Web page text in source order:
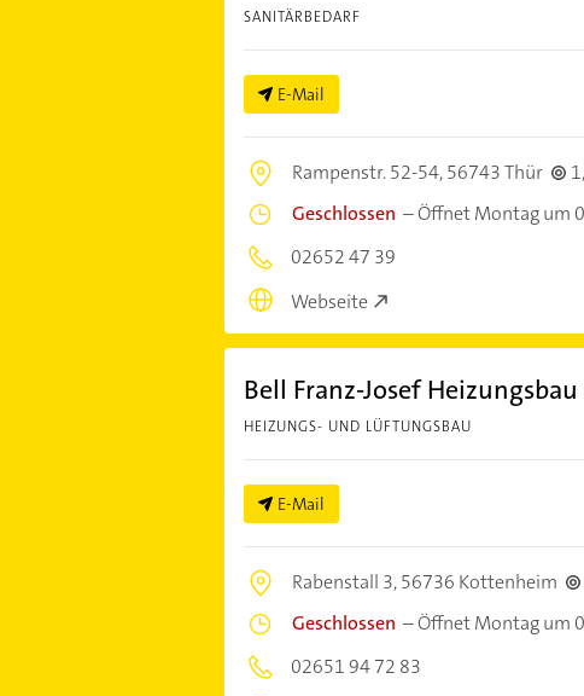
SANITÄRBEDARF
E-Mail
Rampenstr. 52-54,56743 Thür
Geschlossen –Öffnet Montag um
02652 47 39
Webseite
Bell Franz-Josef
HEIZUNGS- UND LÜFTUNGSBAU
E-Mail
Rabenstall 3,56736 Kottenheim
Geschlossen –Öffnet Montag um
02651 94 72 83